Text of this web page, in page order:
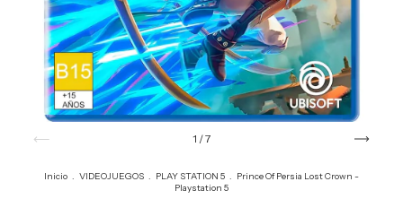
1 /7
Inicio . VIDEOJUEGOS . PLAY STATION 5 . Prince Of Persia Lost Crown -
Playstation 5